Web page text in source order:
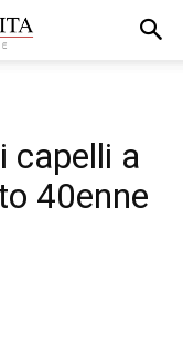
capelli a
40enne